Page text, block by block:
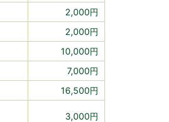
2,000円
2,000円
10,000円
7,000円
16,500円
3,000円